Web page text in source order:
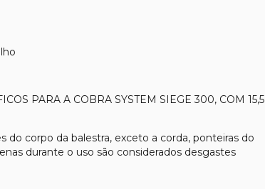
PARA A COBRA SYSTEM SIEGE 300, COM 15,5
do corpo da balestra, exceto a corda, ponteiras do
durante o uso são considerados desgastes